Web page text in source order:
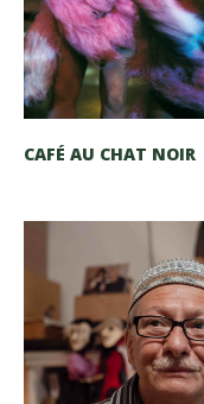
CAFÉ AU CHAT NOIR